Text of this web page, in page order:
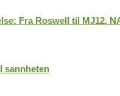
Fra Roswell til MJ12,
sannheten